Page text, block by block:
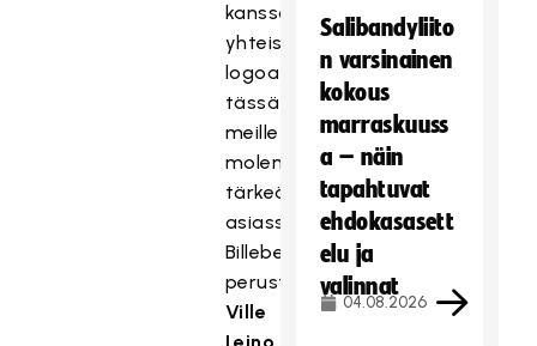
kanssa
yhteistä
logoa
tässä
meille
molemmille
tärkeässä
asiassa,
Billebeinon
perustaja
Ville
Salibandyliito
n varsinainen
kokous
marraskuuss
a – näin
tapahtuvat
ehdokasasett
elu ja
valinnat
04.08.2026